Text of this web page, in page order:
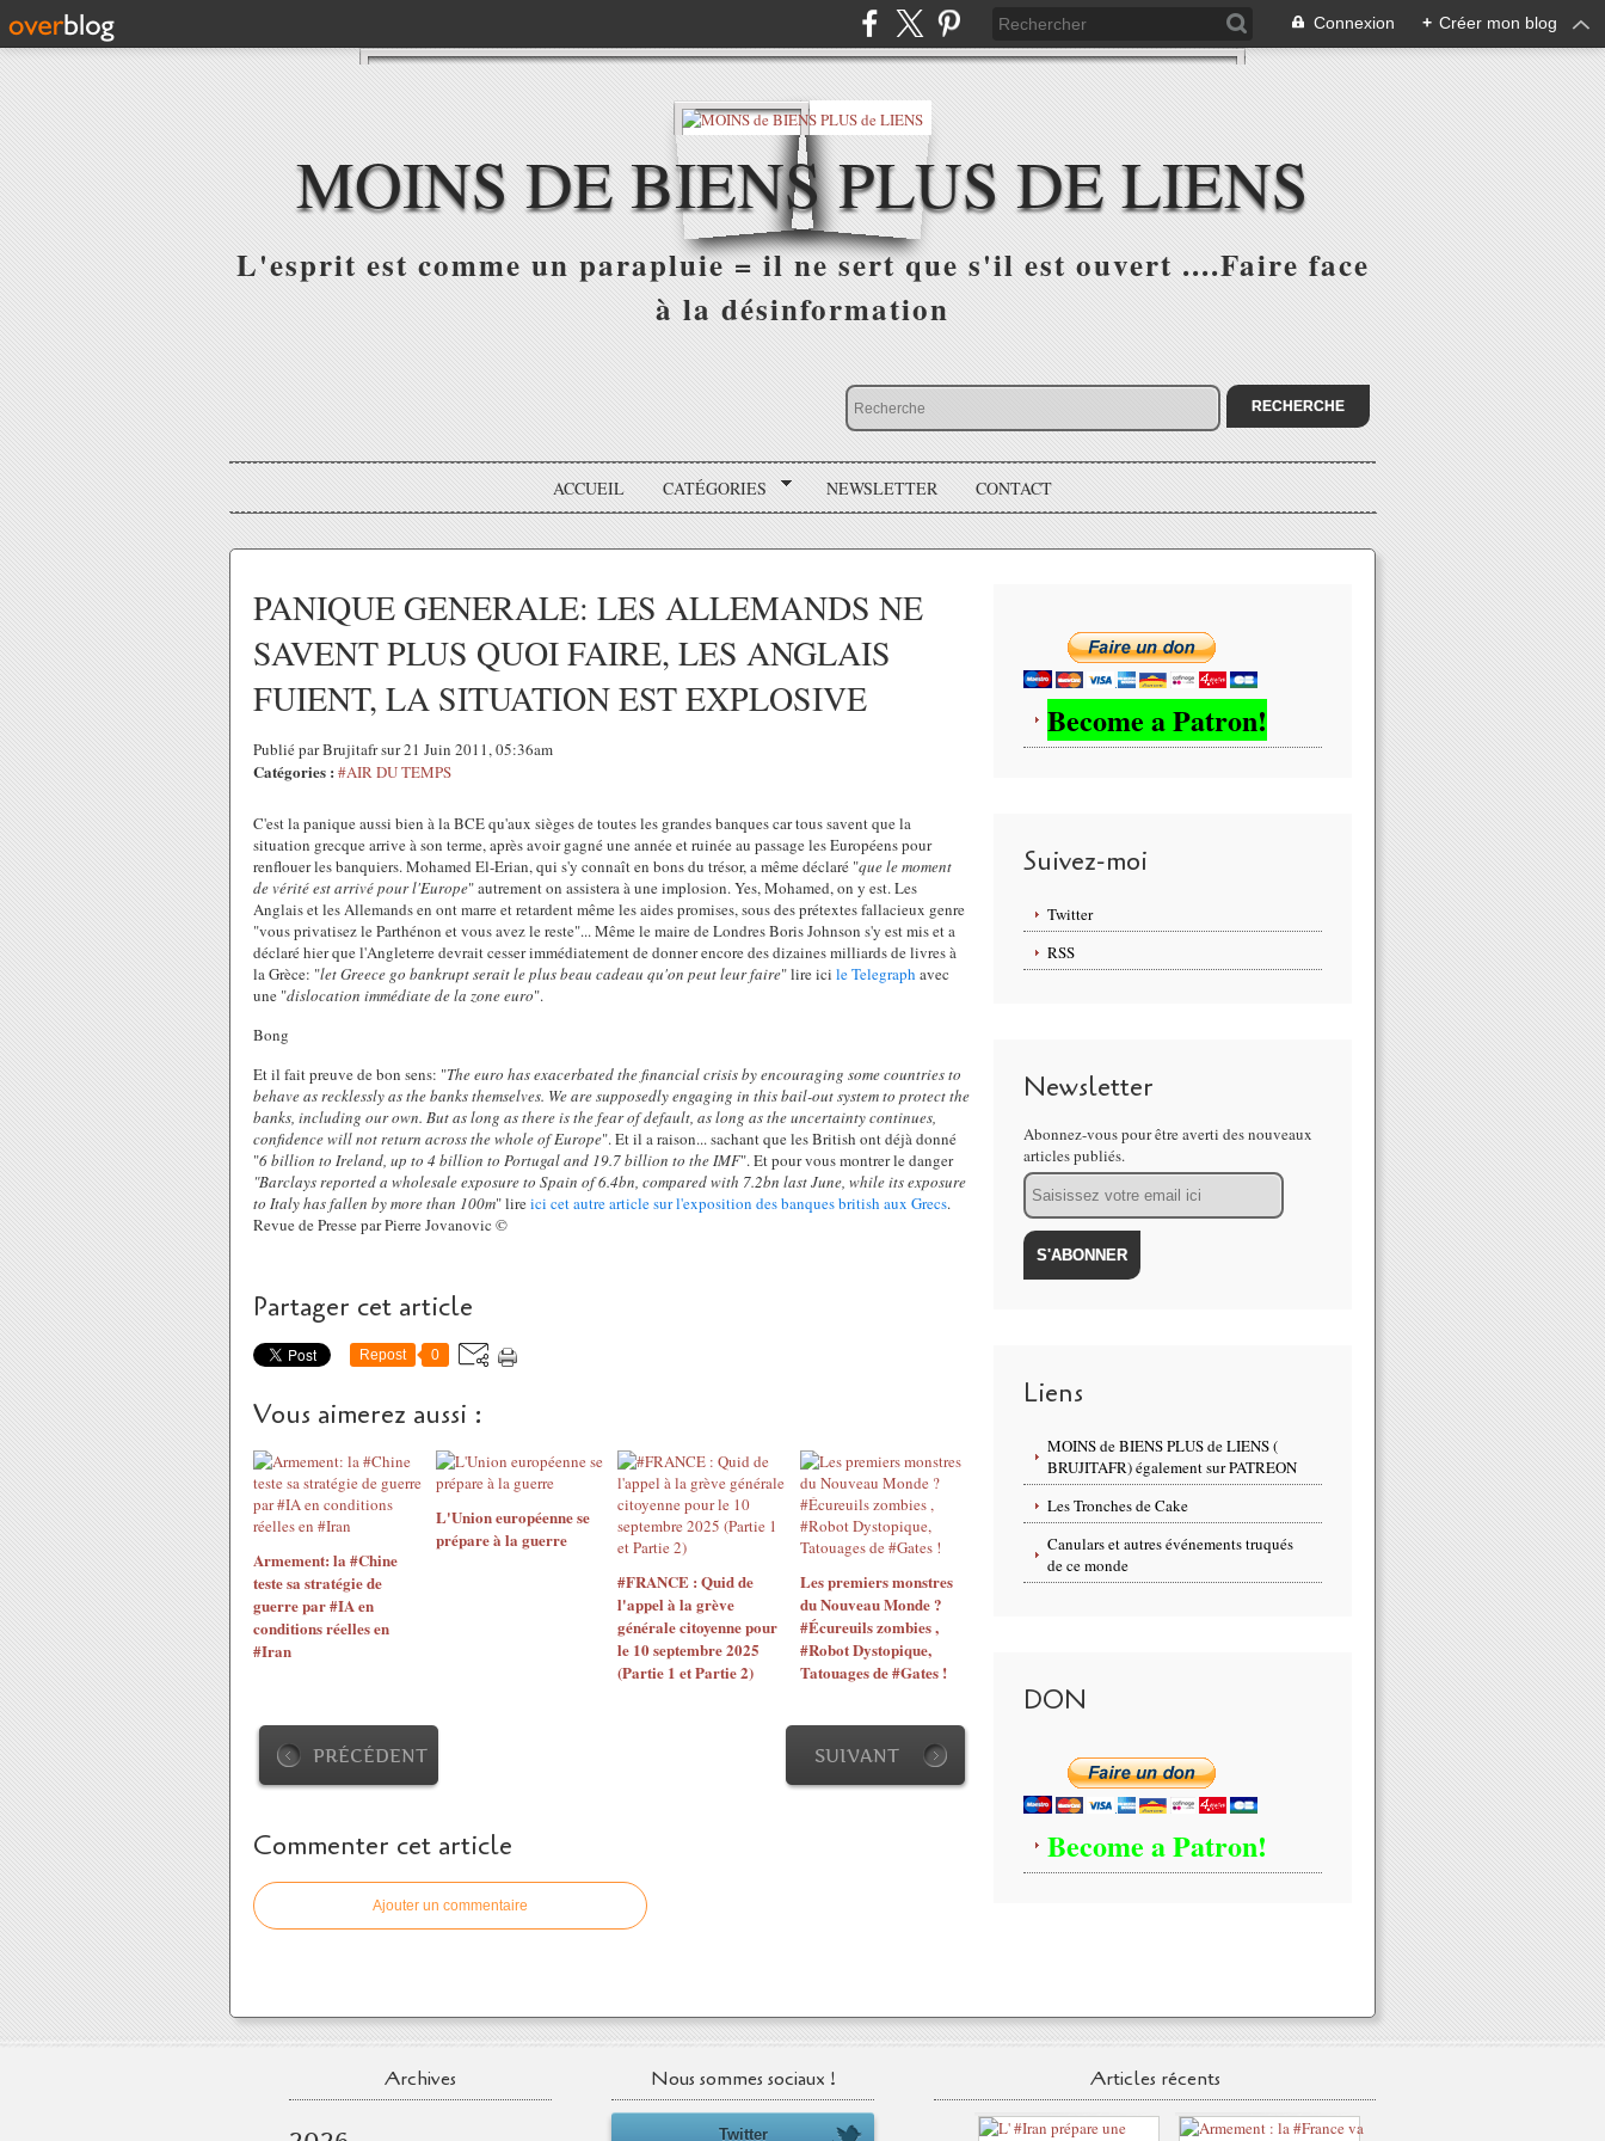
Connexion + Créer mon blog
MOINS DE BIENS PLUS DE LIENS
L'esprit est comme un parapluie = il ne sert que s'il est ouvert ....Faire face
à la désinformation
ACCUEIL CATÉGORIES NEWSLETTER CONTACT
PANIQUE GENERALE: LES ALLEMANDS NE
SAVENT PLUS QUOI FAIRE, LES ANGLAIS
FUIENT, LA SITUATION EST EXPLOSIVE
Publié par Brujitafr sur 21 Juin 2011, 05:36am
Catégories : #AIR DU TEMPS
C'est la panique aussi bien à la BCE qu'aux sièges de toutes les grandes banques car tous savent que la
situation grecque arrive à son terme, après avoir gagné une année et ruinée au passage les Européens pour
renflouer les banquiers. Mohamed El-Erian, qui s'y connaît en bons du trésor, a même déclaré "que le moment
de vérité est arrivé pour l'Europe" autrement on assistera à une implosion. Yes, Mohamed, on y est. Les
Anglais et les Allemands en ont marre et retardent même les aides promises, sous des prétextes fallacieux genre
"vous privatisez le Parthénon et vous avez le reste"... Même le maire de Londres Boris Johnson s'y est mis et a
déclaré hier que l'Angleterre devrait cesser immédiatement de donner encore des dizaines milliards de livres à
la Grèce: "let Greece go bankrupt serait le plus beau cadeau qu'on peut leur faire" lire ici le Telegraph avec
une "dislocation immédiate de la zone euro".
Bong
Et il fait preuve de bon sens: "The euro has exacerbated the financial crisis by encouraging some countries to
behave as recklessly as the banks themselves. We are supposedly engaging in this bail-out system to protect the
banks, including our own. But as long as there is the fear of default, as long as the uncertainty continues,
confidence will not return across the whole of Europe". Et il a raison... sachant que les British ont déjà donné
"6 billion to Ireland, up to 4 billion to Portugal and 19.7 billion to the IMF". Et pour vous montrer le danger
"Barclays reported a wholesale exposure to Spain of 6.4bn, compared with 7.2bn last June, while its exposure
to Italy has fallen by more than 100m" lireici cet autre article sur l'exposition des banques british aux Grecs.
Revue de Presse par Pierre Jovanovic ©
Partager cet article
Repost 0
Vous aimerez aussi :
Armement: la #Chine
teste sa stratégie de
guerre par #IA en
conditions réelles en
#Iran
L'Union européenne se
prépare à la guerre
#FRANCE : Quid de
l'appel à la grève
générale citoyenne pour
le 10 septembre 2025
(Partie 1 et Partie 2)
Les premiers monstres
du Nouveau Monde ?
#Écureuils zombies ,
#Robot Dystopique,
Tatouages de #Gates !
PRÉCÉDENT SUIVANT
Commenter cet article
Ajouter un commentaire
Become a Patron!
Suivez-moi
Twitter
RSS
Newsletter
Abonnez-vous pour être averti des nouveaux
articles publiés.
Email
Liens
MOINS de BIENS PLUS de LIENS (
BRUJITAFR) également sur PATREON
Les Tronches de Cake
Canulars et autres événements truqués
de ce monde
DON
Become a Patron!
Archives Nous sommes sociaux !
Twitter
Articles récents